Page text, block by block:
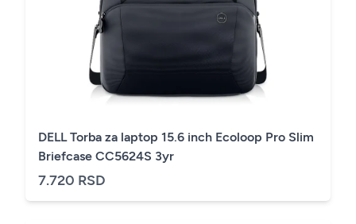
DELL Torba za laptop 15.6 inch Ecoloop Pro Slim
Briefcase CC5624S 3yr
7.720 RSD